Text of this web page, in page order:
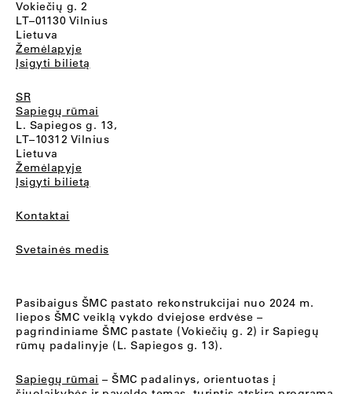
Vokiečių g. 2
LT–01130 Vilnius
Lietuva
Žemėlapyje
Įsigyti bilietą
SR
Sapiegų rūmai
L. Sapiegos g. 13,
LT–10312 Vilnius
Lietuva
Žemėlapyje
Įsigyti bilietą
Kontaktai
Svetainės medis
Pasibaigus ŠMC pastato rekonstrukcijai nuo 2024 m.
liepos ŠMC veiklą vykdo dviejose erdvėse –
pagrindiniame ŠMC pastate (Vokiečių g. 2) ir Sapiegų
rūmų padalinyje (L. Sapiegos g. 13).
Sapiegų rūmai – ŠMC padalinys, orientuotas į